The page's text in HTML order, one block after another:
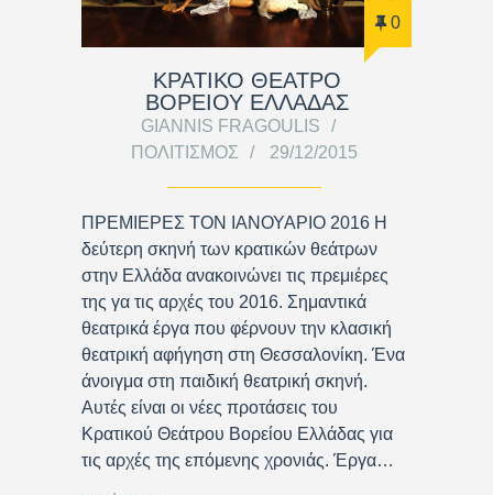
0
ΚΡΑΤΙΚΟ ΘΕΑΤΡΟ
ΒΟΡΕΙΟΥ ΕΛΛΑΔΑΣ
GIANNIS FRAGOULIS
ΠΟΛΙΤΙΣΜΌΣ
29/12/2015
ΠΡΕΜΙΕΡΕΣ ΤΟΝ ΙΑΝΟΥΑΡΙΟ 2016 Η
δεύτερη σκηνή των κρατικών θεάτρων
στην Ελλάδα ανακοινώνει τις πρεμιέρες
της γα τις αρχές του 2016. Σημαντικά
θεατρικά έργα που φέρνουν την κλασική
θεατρική αφήγηση στη Θεσσαλονίκη. Ένα
άνοιγμα στη παιδική θεατρική σκηνή.
Αυτές είναι οι νέες προτάσεις του
Κρατικού Θεάτρου Βορείου Ελλάδας για
τις αρχές της επόμενης χρονιάς. Έργα…